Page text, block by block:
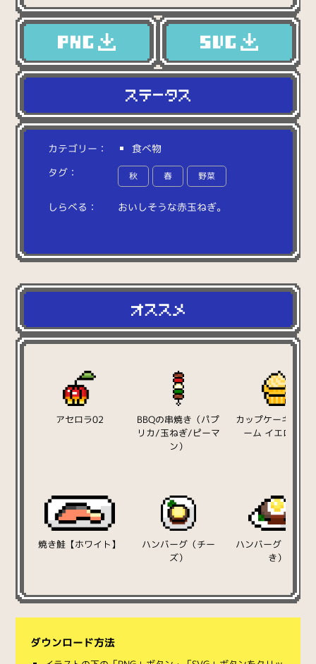
カテゴリー：
食べ物
タグ：
秋 春 野菜
しらべる： おい しそうな赤玉ねぎ。
アセロラ02
BBQの串焼き（パプ
リカ/玉ねぎ/ピーマ
ン）
カップケーキ（ク
ーム イエロー）
焼き鮭【ホワイト】
ハンバーグ（チー
ズ）
ハンバーグ（目玉
き）
ダウンロード方法